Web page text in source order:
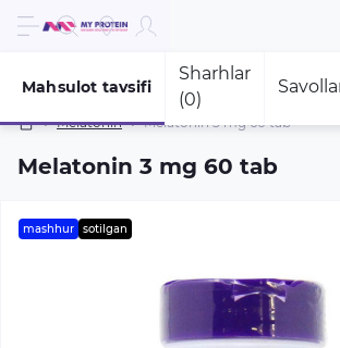
Melatonin Melatonin 3 mg 60 tab
Melatonin 3 mg 60 tab
Mahsulot tavsifi
Sharhlar
(0)
mashhur sotilgan